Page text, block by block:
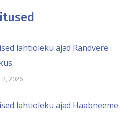
lahtioleku ajad Randvere
2, 2026
lahtioleku ajad Haabneeme